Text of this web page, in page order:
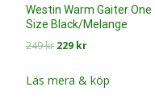
Westin Warm Gaiter One
Size Black/Melange
249kr Det
priset
229 krDet
priset
Läs mera & köp